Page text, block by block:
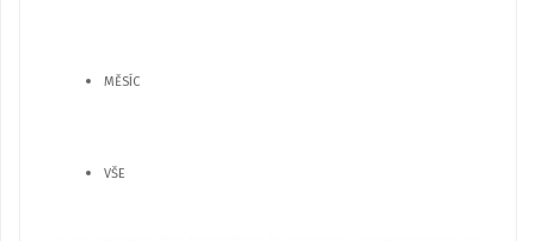
MĚSÍC
VŠE